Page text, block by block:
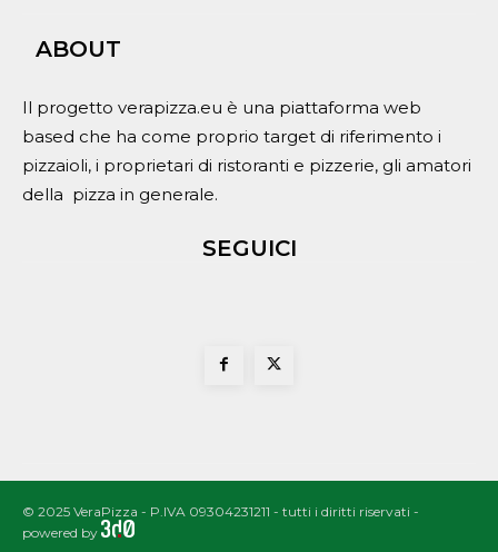
ABOUT
Il progetto verapizza.eu è una piattaforma web
based che ha come proprio target di riferimento i
pizzaioli, i proprietari di ristoranti e pizzerie, gli amatori
della pizza in generale.
SEGUICI
© 2025 VeraPizza - P.IVA 09304231211 - tutti i diritti riservati -
powered by